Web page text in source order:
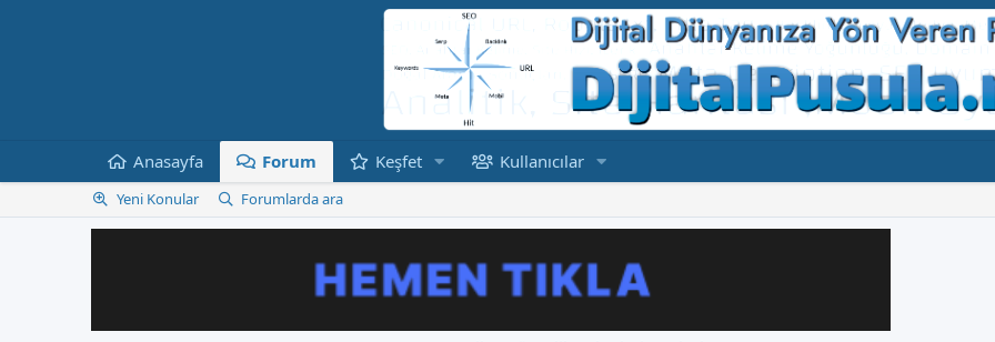
Anasayfa Forum Keşfet Kullanıcılar
Yeni Konular Forumlarda ara